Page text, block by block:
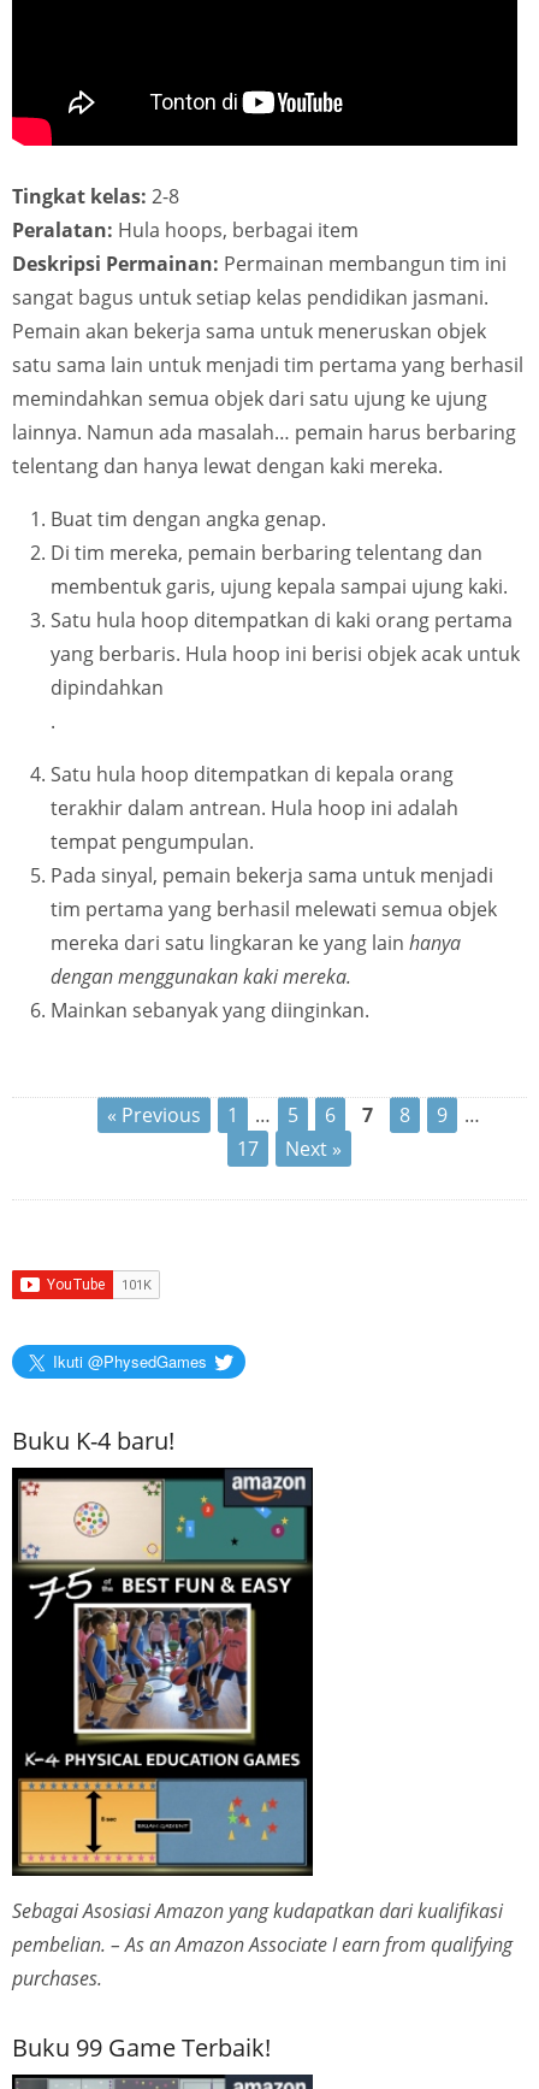
Tingkat kelas: 2-8
Peralatan: Hula hoops, berbagai item
Deskripsi Permainan: Permainan membangun tim ini
sangat bagus untuk setiap kelas pendidikan jasmani.
Pemain akan bekerja sama untuk meneruskan objek
satu sama lain untuk menjadi tim pertama yang berhasil
memindahkan semua objek dari satu ujung ke ujung
lainnya. Namun ada masalah… pemain harus berbaring
telentang dan hanya lewat dengan kaki mereka.
Buat tim dengan angka genap.
Di tim mereka, pemain berbaring telentang dan
membentuk garis, ujung kepala sampai ujung kaki.
Satu hula hoop ditempatkan di kaki orang pertama
yang berbaris. Hula hoop ini berisi objek acak untuk
dipindahkan
.
Satu hula hoop ditempatkan di kepala orang
terakhir dalam antrean. Hula hoop ini adalah
tempat pengumpulan.
Pada sinyal, pemain bekerja sama untuk menjadi
tim pertama yang berhasil melewati semua objek
mereka dari satu lingkaran ke yang lain hanya
dengan menggunakan kaki mereka.
Mainkan sebanyak yang diinginkan.
« Previous 1 … 5 6 7 8 9
…
17
Next »
Ikuti @PhysedGames
Buku K-4 baru!
Sebagai Asosiasi Amazon yang kudapatkan dari kualifikasi
pembelian. – As an Amazon Associate I earn from qualifying
purchases.
Buku 99 Game Terbaik!